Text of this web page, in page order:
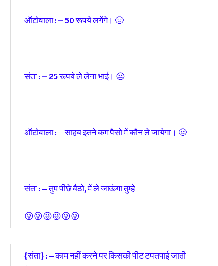
ऑटोवाला : – 50 रूपये लगेंगे। 🙂
संता : – 25 रूपये ले लेना भाई। 😐
ऑटोवाला : – साहब इतने कम पैसो में कौन ले जायेगा। 🥴
संता : – तुम पीछे बैठो, में ले जाऊंगा तुम्हे
😜😜😜😜😜😜
{संता} : – काम नहीं करने पर किसकी पीट टपतपाई जाती